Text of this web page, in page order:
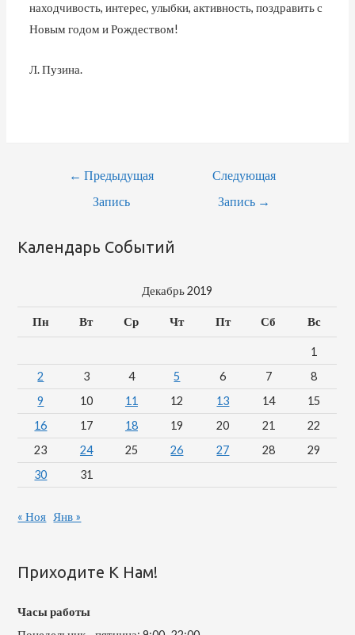
находчивость, интерес, улыбки, активность, поздравить с
Новым годом и Рождеством!
Л. Пузина.
← Предыдущая
Запись
Следующая
Запись →
Календарь Событий
Декабрь 2019
Пн Вт Ср Чт Пт Сб Вс
1
2
3 4 5 6 7
8
9
10 11 12 13 14
15
16
17 18 19 20 21
22
23
24 25 26 27 28
29
30
31
« Ноя Янв »
Приходите К Нам!
Часы работы